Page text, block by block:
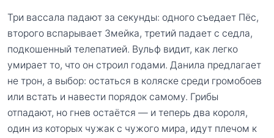
Три вассала падают за секунды: одного съедает Пёс,
второго вспарывает Змейка, третий падает с седла,
подкошенный телепатией. Вульф видит, как легко
умирает то, что он строил годами. Данила предлагает
не трон, а выбор: остаться в коляске среди громобоев
или встать и навести порядок самому. Грибы
отпадают, но гнев остаётся — и теперь два короля,
один из которых чужак с чужого мира, идут плечом к